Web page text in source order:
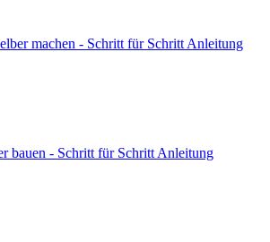
machen - Schritt für Schritt Anleitung
bauen - Schritt für Schritt Anleitung